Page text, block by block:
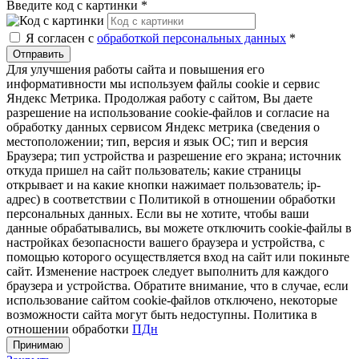
Введите код с картинки *
Я согласен с обработкой персональных данных *
Отправить
Для улучшения работы сайта и повышения его
информативности мы используем файлы cookie и сервис
Яндекс Метрика. Продолжая работу с сайтом, Вы даете
разрешение на использование cookie-файлов и согласие на
обработку данных сервисом Яндекс метрика (сведения о
местоположении; тип, версия и язык ОС; тип и версия
Браузера; тип устройства и разрешение его экрана; источник
откуда пришел на сайт пользователь; какие страницы
открывает и на какие кнопки нажимает пользователь; ip-
адрес) в соответствии с Политикой в отношении обработки
персональных данных. Если вы не хотите, чтобы ваши
данные обрабатывались, вы можете отключить cookie-файлы в
настройках безопасности вашего браузера и устройства, с
помощью которого осуществляется вход на сайт или покиньте
сайт. Изменение настроек следует выполнить для каждого
браузера и устройства. Обратите внимание, что в случае, если
использование сайтом cookie-файлов отключено, некоторые
возможности сайта могут быть недоступны. Политика в
отношении обработки ПДн
Принимаю